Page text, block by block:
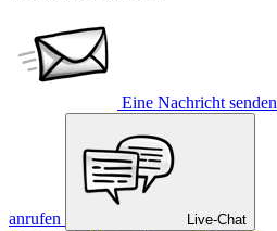
Eine Nachricht senden
anrufen Live-Chat